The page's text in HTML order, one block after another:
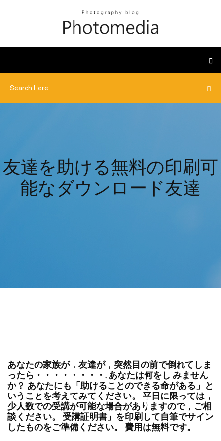
友達を助ける無料の印刷可
能なダウンロード友達
あなたの家族が，友達が，突然目の前で倒れてしま
ったら・・・・・・・・. あなたは何をし みません
か？ あなたにも「助けることのできる命がある」と
いうことを考えてみてください。 平日に限っては，
少人数での受講が可能な場合がありますので，ご相
談ください。 受講証明書」を印刷して自筆でサイン
したものをご準備ください。 費用は無料です。